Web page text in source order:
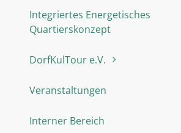
Integriertes Energetisches
Quartierskonzept
DorfKulTour e.V.
Veranstaltungen
Interner Bereich